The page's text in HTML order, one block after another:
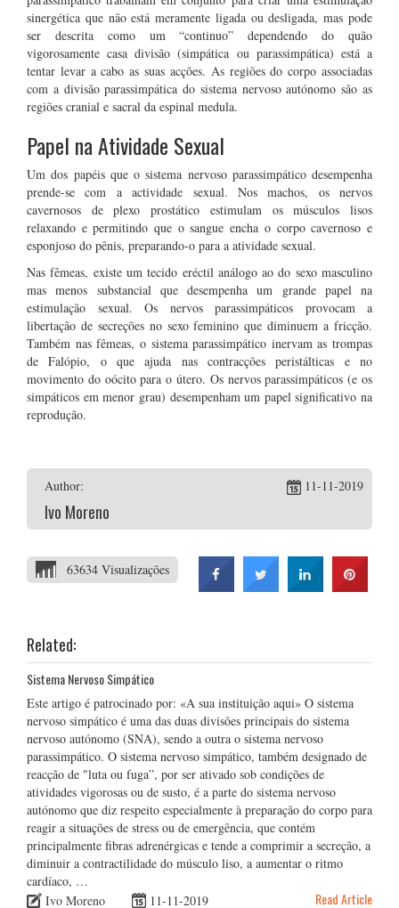
sinergética que não está meramente ligada ou desligada, mas pode
ser descrita como um “continuo” dependendo do quão
vigorosamente casa divisão (simpática ou parassimpática) está a
tentar levar a cabo as suas acções. As regiões do corpo associadas
com a divisão parassimpática do sistema nervoso autónomo são as
regiões cranial e sacral da espinal medula.
Papel na Atividade Sexual
Um dos papéis que o sistema nervoso parassimpático desempenha
prende-se com a actividade sexual. Nos machos, os nervos
cavernosos de plexo prostático estimulam os músculos lisos
relaxando e permitindo que o sangue encha o corpo cavernoso e
esponjoso do pênis, preparando-o para a atividade sexual.
Nas fêmeas, existe um tecido eréctil análogo ao do sexo masculino
mas menos substancial que desempenha um grande papel na
estimulação sexual. Os nervos parassimpáticos provocam a
libertação de secreções no sexo feminino que diminuem a fricção.
Também nas fêmeas, o sistema parassimpático inervam as trompas
de Falópio, o que ajuda nas contracções peristálticas e no
movimento do oócito para o útero. Os nervos parassimpáticos (e os
simpáticos em menor grau) desempenham um papel significativo na
reprodução.
Author:
Ivo Moreno
11-11-2019
63634 Visualizações
Related:
Sistema Nervoso Simpático
Este artigo é patrocinado por: «A sua instituição aqui» O sistema
nervoso simpático é uma das duas divisões principais do sistema
nervoso autónomo (SNA), sendo a outra o sistema nervoso
parassimpático. O sistema nervoso simpático, também designado de
reacção de "luta ou fuga”, por ser ativado sob condições de
atividades vigorosas ou de susto, é a parte do sistema nervoso
autónomo que diz respeito especialmente à preparação do corpo para
reagir a situações de stress ou de emergência, que contém
principalmente fibras adrenérgicas e tende a comprimir a secreção, a
diminuir a contractilidade do músculo liso, a aumentar o ritmo
cardíaco, …
Ivo Moreno
11-11-2019 Read Article